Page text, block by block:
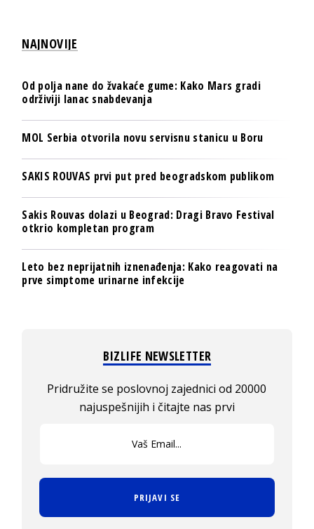
NAJNOVIJE
Od polja nane do žvakaće gume: Kako Mars gradi
održiviji lanac snabdevanja
MOL Serbia otvorila novu servisnu stanicu u Boru
SAKIS ROUVAS prvi put pred beogradskom publikom
Sakis Rouvas dolazi u Beograd: Dragi Bravo Festival
otkrio kompletan program
Leto bez neprijatnih iznenađenja: Kako reagovati na
prve simptome urinarne infekcije
BIZLIFE NEWSLETTER
Pridružite se poslovnoj zajednici od 20000
najuspešnijih i čitajte nas prvi
PRIJAVI SE